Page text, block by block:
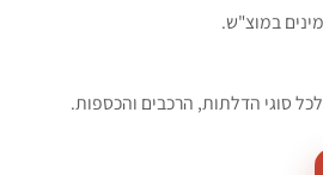
במוצ"ש.
סוגי הדלתות, הרכבים והכספות.